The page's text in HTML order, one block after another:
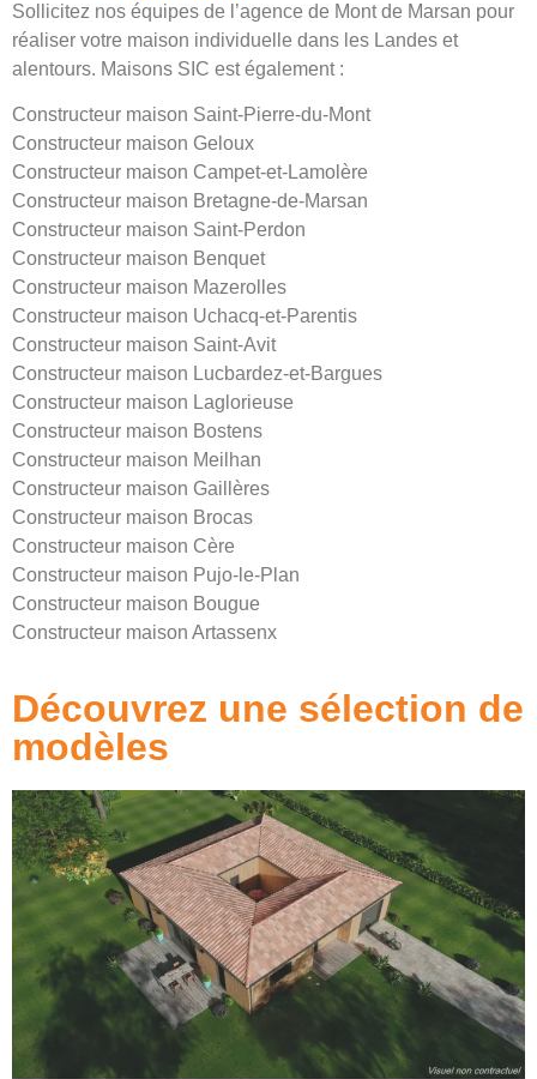
Sollicitez nos équipes de l’agence de Mont de Marsan pour
réaliser votre maison individuelle dans les Landes et
alentours. Maisons SIC est également :
Constructeur maison Saint-Pierre-du-Mont
Constructeur maison Geloux
Constructeur maison Campet-et-Lamolère
Constructeur maison Bretagne-de-Marsan
Constructeur maison Saint-Perdon
Constructeur maison Benquet
Constructeur maison Mazerolles
Constructeur maison Uchacq-et-Parentis
Constructeur maison Saint-Avit
Constructeur maison Lucbardez-et-Bargues
Constructeur maison Laglorieuse
Constructeur maison Bostens
Constructeur maison Meilhan
Constructeur maison Gaillères
Constructeur maison Brocas
Constructeur maison Cère
Constructeur maison Pujo-le-Plan
Constructeur maison Bougue
Constructeur maison Artassenx
Découvrez une sélection de
modèles